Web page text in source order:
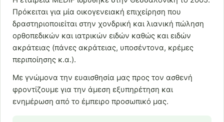
Πρόκειται για μία οικογενειακή επιχείρηση που
δραστηριοποιείται στην χονδρική και λιανική πώληση
ορθοπεδικών και ιατρικών ειδών καθώς και ειδών
ακράτειας (πάνες ακράτειας, υποσέντονα, κρέμες
περιποίησης κ.α.).
Με γνώμονα την ευαισθησία μας προς τον ασθενή
φροντίζουμε για την άμεση εξυπηρέτηση και
ενημέρωση από το έμπειρο προσωπικό μας.